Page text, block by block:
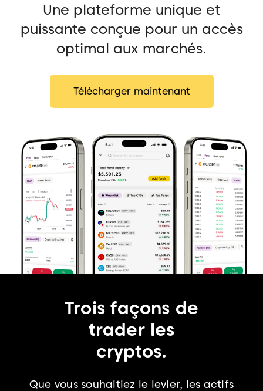
Une plateforme unique et
puissante conçue pour un accès
optimal aux marchés.
Télécharger maintenant
Trois façons de
trader les
cryptos.
Que vous souhaitiez le levier, les actifs